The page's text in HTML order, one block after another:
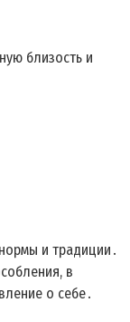
близость и
и традиции․
в
о себе․